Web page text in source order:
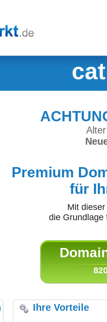
Premium
für
Mit
die
Ihre Vorteile